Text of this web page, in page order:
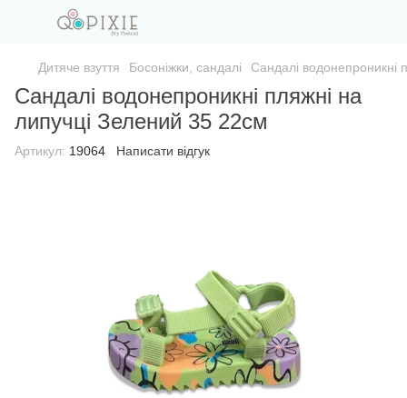
Дитяче взуття Босоніжки, сандалі Сандалі водонепроникні
Сандалі водонепроникні пляжні на
липучці Зелений 35 22см
Артикул: 19064 Написати відгук